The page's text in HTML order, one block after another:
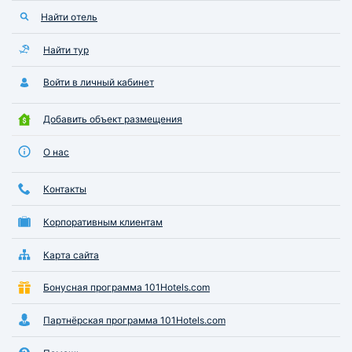
Найти отель
Найти тур
Войти в личный кабинет
Добавить объект размещения
О нас
Контакты
Корпоративным клиентам
Карта сайта
Бонусная программа 101Hotels.com
Партнёрская программа 101Hotels.com